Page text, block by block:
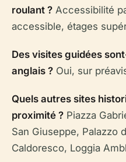
roulant ? Accessibilité
accessible, étages
Des visites guidées
anglais ? Oui, sur
Quels autres sites
proximité ? Piazza
San Giuseppe, Palazzo
Caldoresco, Loggia